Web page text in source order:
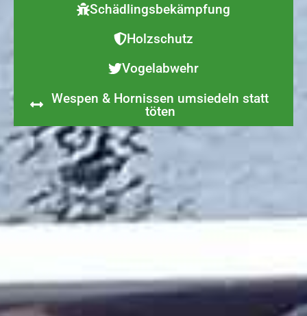
Schädlingsbekämpfung
Holzschutz
Vogelabwehr
Wespen & Hornissen umsiedeln statt
töten